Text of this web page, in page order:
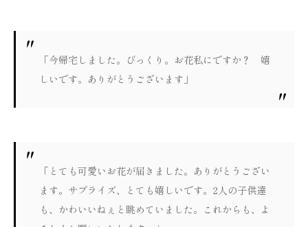
「今帰宅しました。びっくり。お花私にですか？ 嬉
しいです。ありがとうございます」
「とても可愛いお花が届きました。ありがとうござい
ます。サプライズ、とても嬉しいです。2人の子供達
も、かわいいねぇと眺めていました。これからも、よ